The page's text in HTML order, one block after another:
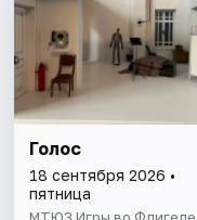
Голос
18 сентября 2026 •
пятница